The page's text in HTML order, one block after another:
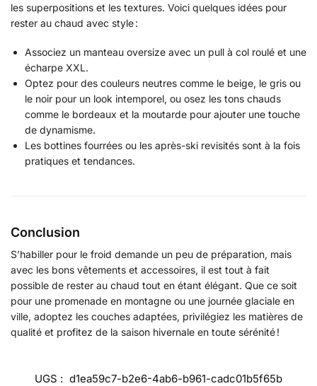
les superpositions et les textures. Voici quelques idées pour
rester au chaud avec style :
Associez un manteau oversize avec un pull à col roulé et une
écharpe XXL.
Optez pour des couleurs neutres comme le beige, le gris ou
le noir pour un look intemporel, ou osez les tons chauds
comme le bordeaux et la moutarde pour ajouter une touche
de dynamisme.
Les bottines fourrées ou les après-ski revisités sont à la fois
pratiques et tendances.
Conclusion
S’habiller pour le froid demande un peu de préparation, mais
avec les bons vêtements et accessoires, il est tout à fait
possible de rester au chaud tout en étant élégant. Que ce soit
pour une promenade en montagne ou une journée glaciale en
ville, adoptez les couches adaptées, privilégiez les matières de
qualité et profitez de la saison hivernale en toute sérénité !
UGS : d1ea59c7-b2e6-4ab6-b961-cadc01b5f65b